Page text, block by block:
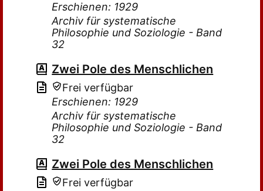
Erschienen: 1929
Archiv für systematische
Philosophie und Soziologie - Band
32
Zwei Pole des Menschlichen
Frei verfügbar
Erschienen: 1929
Archiv für systematische
Philosophie und Soziologie - Band
32
Zwei Pole des Menschlichen
Frei verfügbar